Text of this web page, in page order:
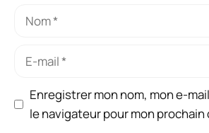
Nom
Enregistrer mon nom, mon e-
le navigateur pour mon